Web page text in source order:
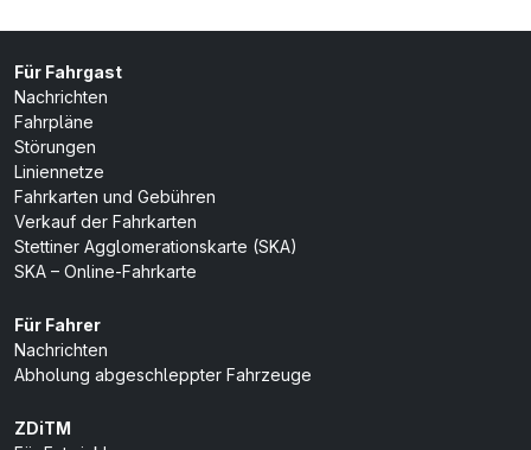
Für Fahrgast
Nachrichten
Fahrpläne
Störungen
Liniennetze
Fahrkarten und Gebühren
Verkauf der Fahrkarten
Stettiner Agglomerationskarte (SKA)
SKA – Online-Fahrkarte
Für Fahrer
Nachrichten
Abholung abgeschleppter Fahrzeuge
ZDiTM